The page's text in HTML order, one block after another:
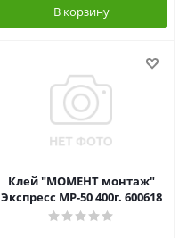
В корзину
Клей "МОМЕНТ монтаж"
Экспресс МР-50 400г. 600618